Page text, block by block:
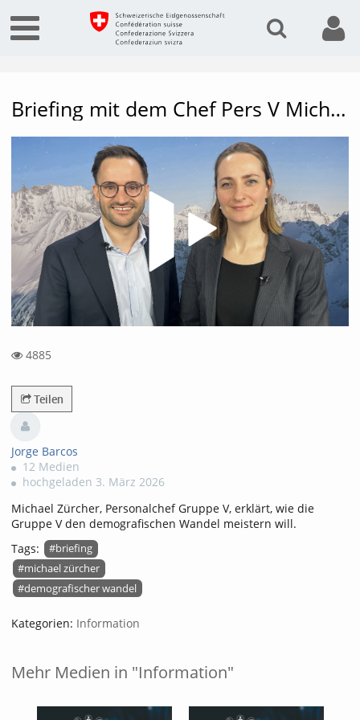
Briefing mit dem Chef Pers V Michael Zürcher - demografischer Wandel
4885
Teilen
Jorge Barcos
12 Medien
hochgeladen 3. März 2026
Michael Zürcher, Personalchef Gruppe V, erklärt, wie die
Gruppe V den demografischen Wandel meistern will.
Tags:
#briefing
#michael zürcher
#demografischer wandel
Kategorien: Information
Mehr Medien in "Information"